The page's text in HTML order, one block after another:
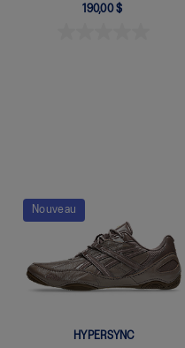
190,00 $
Quickview
Nouveau
HYPERSYNC